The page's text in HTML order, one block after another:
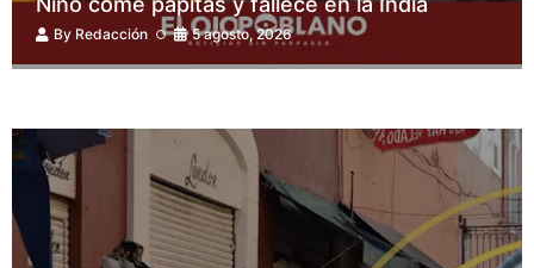
By Redacción 5 agosto, 2026